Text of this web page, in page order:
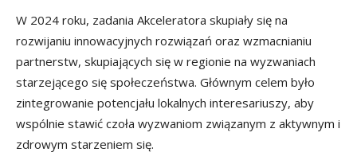
W 2024 roku, zadania Akceleratora skupiały się na
rozwijaniu innowacyjnych rozwiązań oraz wzmacnianiu
partnerstw, skupiających się w regionie na wyzwaniach
starzejącego się społeczeństwa. Głównym celem było
zintegrowanie potencjału lokalnych interesariuszy, aby
wspólnie stawić czoła wyzwaniom związanym z aktywnym i
zdrowym starzeniem się.